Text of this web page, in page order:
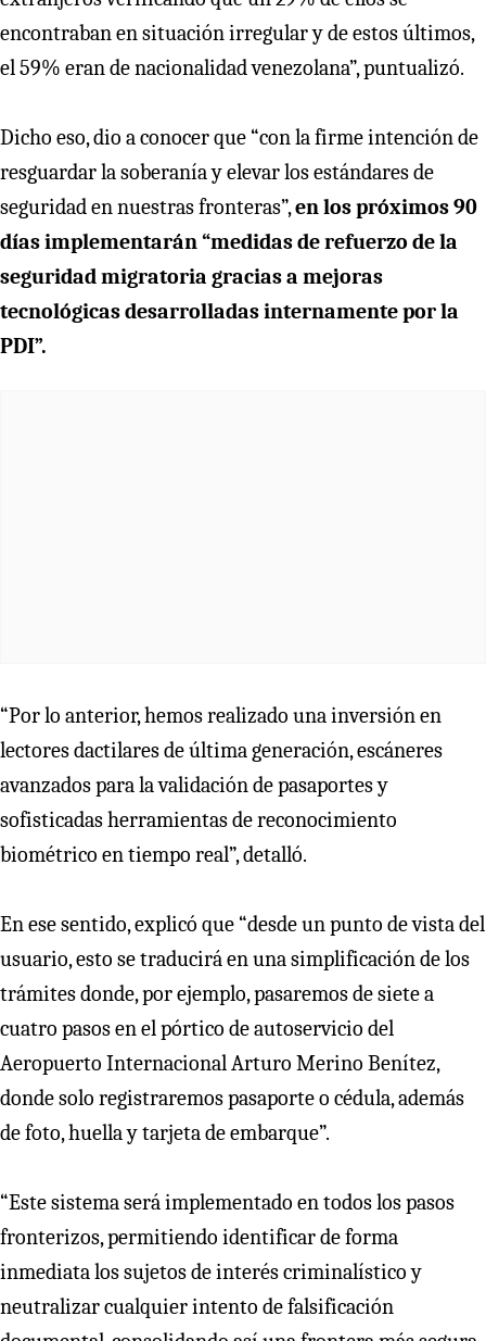
encontraban en situación irregular y de estos últimos,
el 59% eran de nacionalidad venezolana”, puntualizó.
Dicho eso, dio a conocer que “con la firme intención de
resguardar la soberanía y elevar los estándares de
seguridad en nuestras fronteras”,en los próximos 90
días implementarán “medidas de refuerzo de la
seguridad migratoria gracias a mejoras
tecnológicas desarrolladas internamente por la
PDI”.
“Por lo anterior, hemos realizado una inversión en
lectores dactilares de última generación, escáneres
avanzados para la validación de pasaportes y
sofisticadas herramientas de reconocimiento
biométrico en tiempo real”, detalló.
En ese sentido, explicó que “desde un punto de vista del
usuario, esto se traducirá en una simplificación de los
trámites donde, por ejemplo, pasaremos de siete a
cuatro pasos en el pórtico de autoservicio del
Aeropuerto Internacional Arturo Merino Benítez,
donde solo registraremos pasaporte o cédula, además
de foto, huella y tarjeta de embarque”.
“Este sistema será implementado en todos los pasos
fronterizos, permitiendo identificar de forma
inmediata los sujetos de interés criminalístico y
neutralizar cualquier intento de falsificación